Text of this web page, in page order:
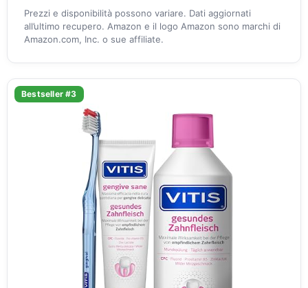
Prezzi e disponibilità possono variare. Dati aggiornati
all’ultimo recupero. Amazon e il logo Amazon sono marchi di
Amazon.com, Inc. o sue affiliate.
Bestseller #3